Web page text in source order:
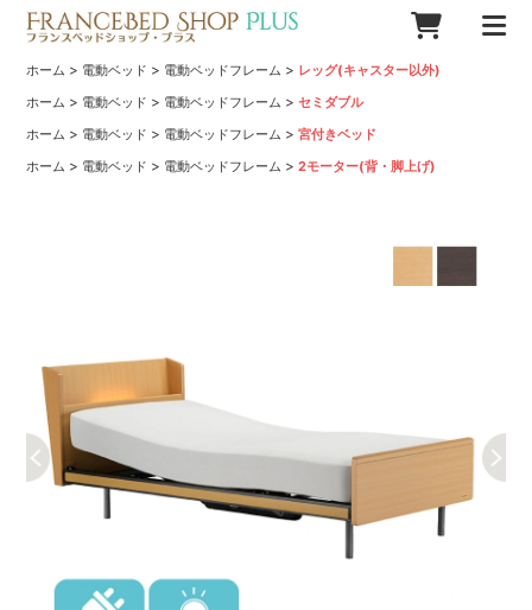
ホーム > 電動ベッド > 電動ベッドフレーム > レッグ(キャスター以外)
ホーム > 電動ベッド > 電動ベッドフレーム >セミダブル
ホーム > 電動ベッド > 電動ベッドフレーム >宮付きベッド
ホーム > 電動ベッド > 電動ベッドフレーム >2モーター(背・脚上げ)